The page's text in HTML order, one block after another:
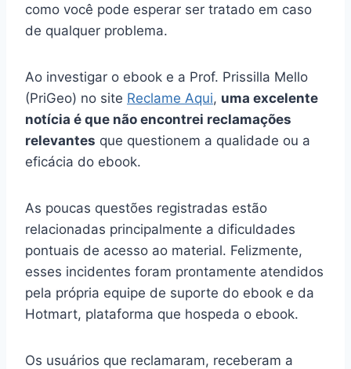
como você pode esperar ser tratado em caso
de qualquer problema.
Ao investigar o ebook e a Prof. Prissilla Mello
(PriGeo) no site Reclame Aqui, uma excelente
notícia é que não encontrei reclamações
relevantes que questionem a qualidade ou a
eficácia do ebook.
As poucas questões registradas estão
relacionadas principalmente a dificuldades
pontuais de acesso ao material. Felizmente,
esses incidentes foram prontamente atendidos
pela própria equipe de suporte do ebook e da
Hotmart, plataforma que hospeda o ebook.
Os usuários que reclamaram, receberam a